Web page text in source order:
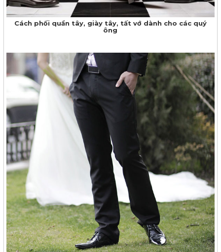
Cách phối quần tây, giày tây, tất vớ dành cho các quý
ông